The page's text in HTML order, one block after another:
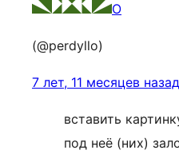
O
(@perdyllo)
7 лет, 11 месяцев назад
вставить
под неё (них)